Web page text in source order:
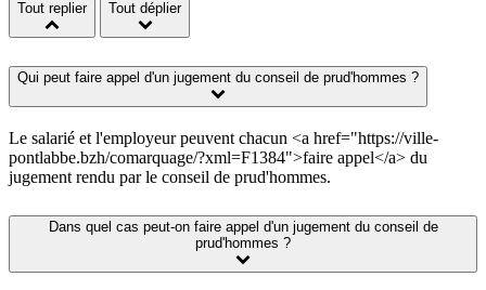
Tout replier Tout déplier
Qui peut faire appel d'un jugement du conseil de prud'hommes ?
Le salarié et l'employeur peuvent chacun <a href="https://ville-
pontlabbe.bzh/comarquage/?xml=F1384">faire appel</a> du
jugement rendu par le conseil de prud'hommes.
Dans quel cas peut-on faire appel d'un jugement du conseil de
prud'hommes ?